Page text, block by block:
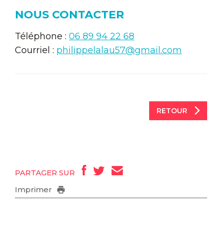
NOUS CONTACTER
Téléphone : 06 89 94 22 68
Courriel : philippelalau57@gmail.com
RETOUR
PARTAGER SUR
Imprimer